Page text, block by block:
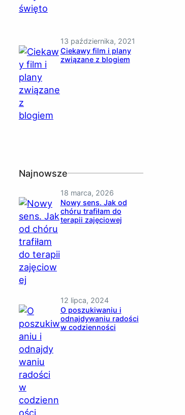
13 października, 2021
Ciekawy film i plany
związane z blogiem
Najnowsze
18 marca, 2026
Nowy sens. Jak od
chóru trafiłam do
terapii zajęciowej
12 lipca, 2024
O poszukiwaniu i
odnajdywaniu radości
w codzienności